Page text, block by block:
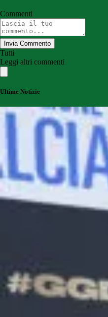
Commenti
Invia Commento
Tutti
Leggi altri commenti
Ultime Notizie